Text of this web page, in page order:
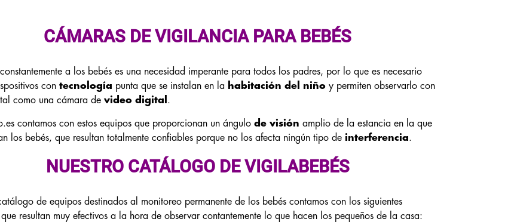
CÁMARAS DE VIGILANCIA PARA BEBÉS
a los bebés es una necesidad imperante para todos los padres, por lo que es necesario
contecnología punta que se instalan en la habitación del niñoy permiten observarlo con
como una cámara devideo digital .
contamos con estos equipos que proporcionan un ángulo de visión amplio de la estancia en la que
los bebés, que resultan totalmente confiables porque no los afecta ningún tipo de interferencia.
NUESTRO CATÁLOGO DE VIGILABEBÉS
de equipos destinados al monitoreo permanente de los bebés contamos con los siguientes
resultan muy efectivos a la hora de observar contantemente lo que hacen los pequeños de la casa: